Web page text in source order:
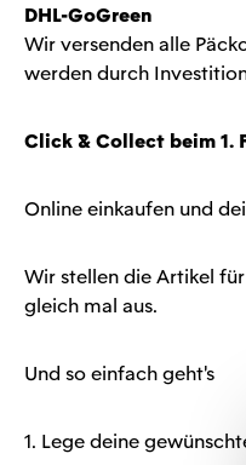
DHL-GoGreen
Wir versenden alle
werden durch
Click & Collect beim 1.
Online einkaufen und
Wir stellen die Artikel
gleich mal aus.
Und so einfach geht’s
1. Lege deine